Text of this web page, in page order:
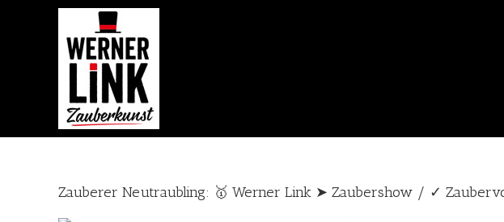
Zauberer Neutraubling: 🥇 Werner Link ➤ Zaubershow / ✓